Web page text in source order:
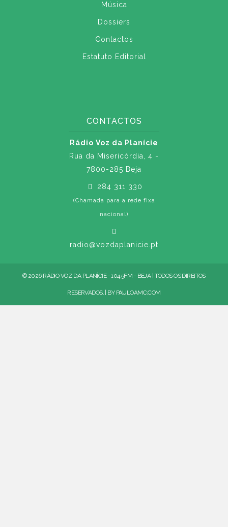
Música
Dossiers
Contactos
Estatuto Editorial
CONTACTOS
Rádio Voz da Planície
Rua da Misericórdia, 4 -
7800-285 Beja
284 311 330
(Chamada para a rede fixa
nacional)
radio@vozdaplanicie.pt
© 2026 RÁDIO VOZ DA PLANÍCIE - 104.5FM - BEJA | TODOS OS DIREITOS
RESERVADOS. | BY PAULOAMC.COM